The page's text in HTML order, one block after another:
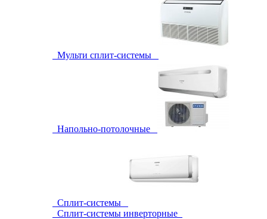
Мульти сплит-системы
Напольно-потолочные
Сплит-системы
Сплит-системы инверторные